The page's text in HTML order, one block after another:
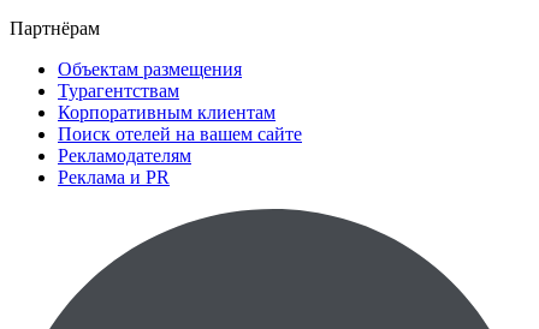
Партнёрам
Объектам размещения
Турагентствам
Корпоративным клиентам
Поиск отелей на вашем сайте
Рекламодателям
Реклама и PR